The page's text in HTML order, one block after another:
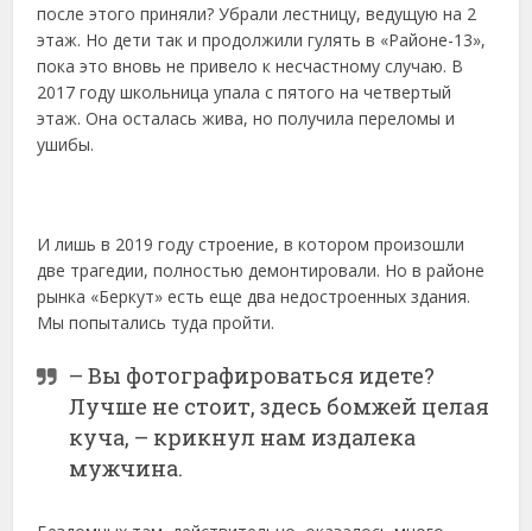
после этого приняли? Убрали лестницу, ведущую на 2
этаж. Но дети так и продолжили гулять в «Районе-13»,
пока это вновь не привело к несчастному случаю. В
2017 году школьница упала с пятого на четвертый
этаж. Она осталась жива, но получила переломы и
ушибы.
И лишь в 2019 году строение, в котором произошли
две трагедии, полностью демонтировали. Но в районе
рынка «Беркут» есть еще два недостроенных здания.
Мы попытались туда пройти.
– Вы фотографироваться идете?
Лучше не стоит, здесь бомжей целая
куча, – крикнул нам издалека
мужчина.